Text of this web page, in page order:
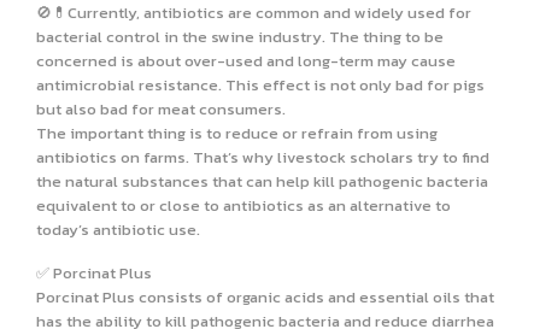
🚫💊Currently, antibiotics are common and widely used for
bacterial control in the swine industry. The thing to be
concerned is about over-used and long-term may cause
antimicrobial resistance. This effect is not only bad for pigs
but also bad for meat consumers.
The important thing is to reduce or refrain from using
antibiotics on farms. That’s why livestock scholars try to find
the natural substances that can help kill pathogenic bacteria
equivalent to or close to antibiotics as an alternative to
today’s antibiotic use.
✅ Porcinat Plus
Porcinat Plus consists of organic acids and essential oils that
has the ability to kill pathogenic bacteria and reduce diarrhea